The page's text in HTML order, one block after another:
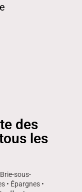
des
les
sous-
• Épargnes •